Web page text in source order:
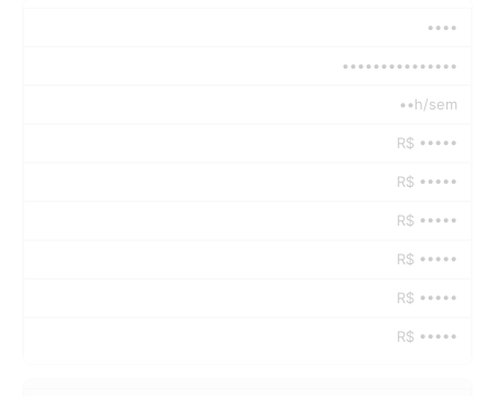
••••
•••••••••••••••
••h/sem
R$ •••••
R$ •••••
R$ •••••
R$ •••••
R$ •••••
R$ •••••